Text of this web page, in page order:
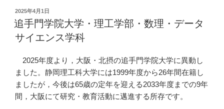
投
稿
日:
2025年4月1日
追手門学院大学・理工学部・数理・データ
サイエンス学科
2025年度より，大阪・北摂の追手門学院大学に異動し
ました。静岡理工科大学には1999年度から26年間在籍し
ましたが，今後は65歳の定年を迎える2033年度までの9年
間，大阪にて研究・教育活動に邁進する所存です。